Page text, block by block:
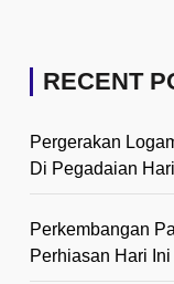
RECENT
Pergerakan
Di Pegadaian
Perkembangan
Perhiasan Hari